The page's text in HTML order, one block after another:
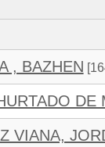
, BAZHEN
DE
VIANA,